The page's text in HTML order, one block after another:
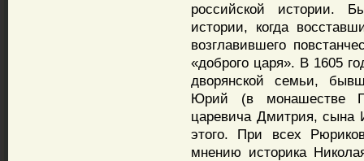
российской истории.
истории, когда
возглавившего
«доброго царя». В 1605
дворянской семьи,
Юрий (в монашестве
царевича Дмитрия, сына
этого. При всех
мнению историка